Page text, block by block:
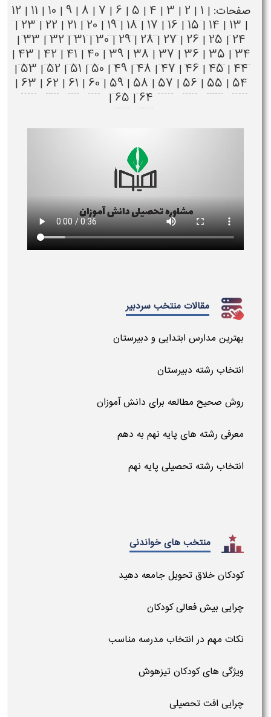
صفحات: | 1
|
2
|
3
|
4
|
5
|
6
|
7
|
8
|
9
|
10
|
11
|
12
|
13
|
14
|
15
|
16
|
17
|
18
|
19
|
20
|
21
|
22
|
23
|
24
|
25
|
26
|
27
|
28
|
29
|
30
|
31
|
32
|
33
|
34
|
35
|
36
|
37
|
38
|
39
|
40
|
41
|
42
|
43
|
44
|
45
|
46
|
47
|
48
|
49
|
50
|
51
|
52
|
53
|
54
|
55
|
56
|
57
|
58
|
59
|
60
|
61
|
62
|
63
|
64
|
65
|
مقالات منتخب سردبیر
بهترین مدارس ابتدایی و دبیرستان
انتخاب رشته دبیرستان
روش صحیح مطالعه برای دانش آموزان
معرفی رشته های پایه نهم به دهم
انتخاب رشته تحصیلی پایه نهم
منتخب های خواندنی
کودکان خلاق تحویل جامعه دهید
چرایی بیش فعالی کودکان
نکات مهم در انتخاب مدرسه مناسب
ویژگی های کودکان تیزهوش
چرایی افت تحصیلی